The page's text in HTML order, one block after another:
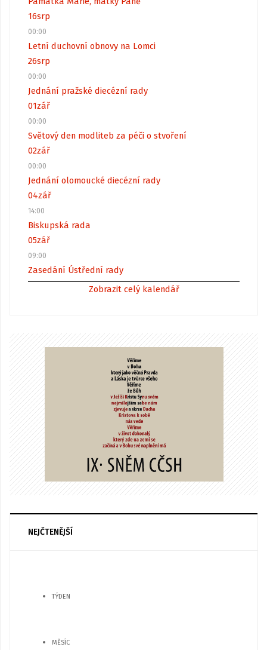
16srp
00:00
Letní duchovní obnovy na Lomci
26srp
00:00
Jednání pražské diecézní rady
01zář
00:00
Světový den modliteb za péči o stvoření
02zář
00:00
Jednání olomoucké diecézní rady
04zář
14:00
Biskupská rada
05zář
09:00
Zasedání Ústřední rady
Zobrazit celý kalendář
NEJČTENĚJŠÍ
TÝDEN
MĚSÍC